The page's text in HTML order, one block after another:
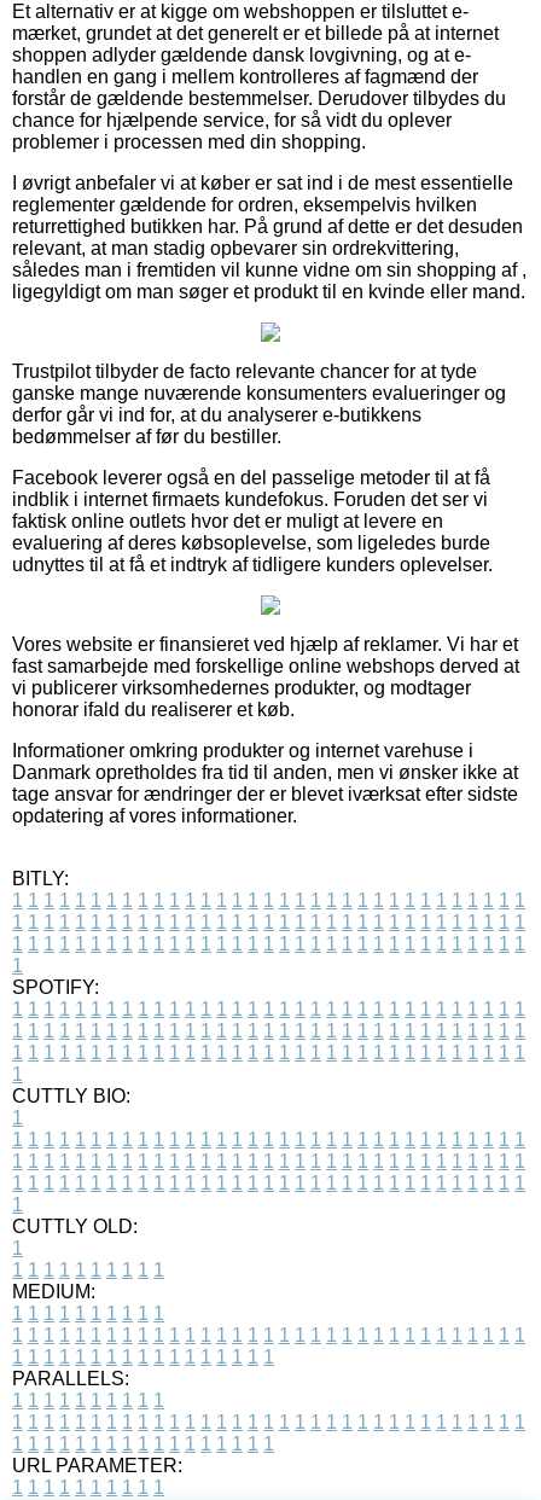
Et alternativ er at kigge om webshoppen er tilsluttet e-
mærket, grundet at det generelt er et billede på at internet
shoppen adlyder gældende dansk lovgivning, og at e-
handlen en gang i mellem kontrolleres af fagmænd der
forstår de gældende bestemmelser. Derudover tilbydes du
chance for hjælpende service, for så vidt du oplever
problemer i processen med din shopping.
I øvrigt anbefaler vi at køber er sat ind i de mest essentielle
reglementer gældende for ordren, eksempelvis hvilken
returrettighed butikken har. På grund af dette er det desuden
relevant, at man stadig opbevarer sin ordrekvittering,
således man i fremtiden vil kunne vidne om sin shopping af ,
ligegyldigt om man søger et produkt til en kvinde eller mand.
Trustpilot tilbyder de facto relevante chancer for at tyde
ganske mange nuværende konsumenters evalueringer og
derfor går vi ind for, at du analyserer e-butikkens
bedømmelser af før du bestiller.
Facebook leverer også en del passelige metoder til at få
indblik i internet firmaets kundefokus. Foruden det ser vi
faktisk online outlets hvor det er muligt at levere en
evaluering af deres købsoplevelse, som ligeledes burde
udnyttes til at få et indtryk af tidligere kunders oplevelser.
Vores website er finansieret ved hjælp af reklamer. Vi har et
fast samarbejde med forskellige online webshops derved at
vi publicerer virksomhedernes produkter, og modtager
honorar ifald du realiserer et køb.
Informationer omkring produkter og internet varehuse i
Danmark opretholdes fra tid til anden, men vi ønsker ikke at
tage ansvar for ændringer der er blevet iværksat efter sidste
opdatering af vores informationer.
BITLY:
1 1 1 1 1 1 1 1 1 1 1 1 1 1 1 1 1 1 1 1 1 1 1 1 1 1 1 1 1 1 1 1 1
1 1 1 1 1 1 1 1 1 1 1 1 1 1 1 1 1 1 1 1 1 1 1 1 1 1 1 1 1 1 1 1 1
1 1 1 1 1 1 1 1 1 1 1 1 1 1 1 1 1 1 1 1 1 1 1 1 1 1 1 1 1 1 1 1 1
1
SPOTIFY:
1 1 1 1 1 1 1 1 1 1 1 1 1 1 1 1 1 1 1 1 1 1 1 1 1 1 1 1 1 1 1 1 1
1 1 1 1 1 1 1 1 1 1 1 1 1 1 1 1 1 1 1 1 1 1 1 1 1 1 1 1 1 1 1 1 1
1 1 1 1 1 1 1 1 1 1 1 1 1 1 1 1 1 1 1 1 1 1 1 1 1 1 1 1 1 1 1 1 1
1
CUTTLY BIO:
1
1 1 1 1 1 1 1 1 1 1 1 1 1 1 1 1 1 1 1 1 1 1 1 1 1 1 1 1 1 1 1 1 1
1 1 1 1 1 1 1 1 1 1 1 1 1 1 1 1 1 1 1 1 1 1 1 1 1 1 1 1 1 1 1 1 1
1 1 1 1 1 1 1 1 1 1 1 1 1 1 1 1 1 1 1 1 1 1 1 1 1 1 1 1 1 1 1 1 1
1
CUTTLY OLD:
1
1 1 1 1 1 1 1 1 1 1
MEDIUM:
1 1 1 1 1 1 1 1 1 1
1 1 1 1 1 1 1 1 1 1 1 1 1 1 1 1 1 1 1 1 1 1 1 1 1 1 1 1 1 1 1 1 1
1 1 1 1 1 1 1 1 1 1 1 1 1 1 1 1 1
PARALLELS:
1 1 1 1 1 1 1 1 1 1
1 1 1 1 1 1 1 1 1 1 1 1 1 1 1 1 1 1 1 1 1 1 1 1 1 1 1 1 1 1 1 1 1
1 1 1 1 1 1 1 1 1 1 1 1 1 1 1 1 1
URL PARAMETER:
1 1 1 1 1 1 1 1 1 1